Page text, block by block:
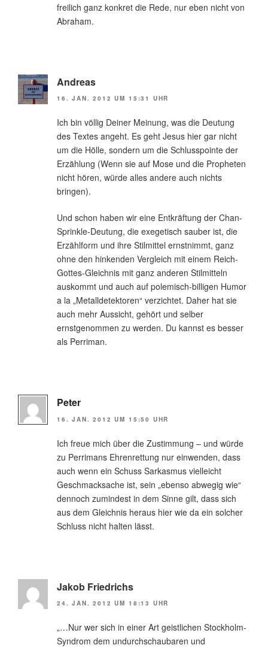
freilich ganz konkret die Rede, nur eben nicht von
Abraham.
Andreas
16. JAN. 2012 UM 15:31 UHR
Ich bin völlig Deiner Meinung, was die Deutung
des Textes angeht. Es geht Jesus hier gar nicht
um die Hölle, sondern um die Schlusspointe der
Erzählung (Wenn sie auf Mose und die Propheten
nicht hören, würde alles andere auch nichts
bringen).
Und schon haben wir eine Entkräftung der Chan-
Sprinkle-Deutung, die exegetisch sauber ist, die
Erzählform und ihre Stilmittel ernstnimmt, ganz
ohne den hinkenden Vergleich mit einem Reich-
Gottes-Gleichnis mit ganz anderen Stilmitteln
auskommt und auch auf polemisch-billigen Humor
a la „Metalldetektoren“ verzichtet. Daher hat sie
auch mehr Aussicht, gehört und selber
ernstgenommen zu werden. Du kannst es besser
als Perriman.
Peter
16. JAN. 2012 UM 15:50 UHR
Ich freue mich über die Zustimmung – und würde
zu Perrimans Ehrenrettung nur einwenden, dass
auch wenn ein Schuss Sarkasmus vielleicht
Geschmacksache ist, sein „ebenso abwegig wie“
dennoch zumindest in dem Sinne gilt, dass sich
aus dem Gleichnis heraus hier wie da ein solcher
Schluss nicht halten lässt.
Jakob Friedrichs
24. JAN. 2012 UM 18:13 UHR
„…Nur wer sich in einer Art geistlichen Stockholm-
Syndrom dem undurchschaubaren und